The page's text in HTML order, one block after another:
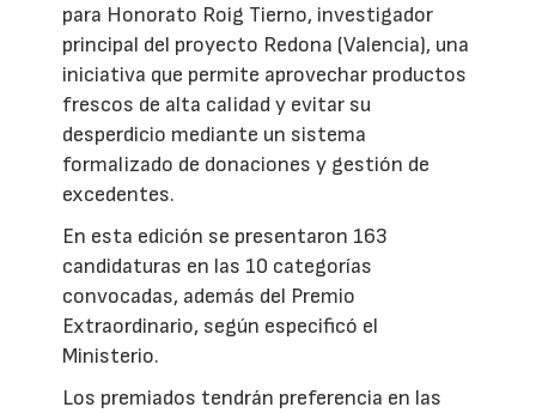
para Honorato Roig Tierno, investigador
principal del proyecto Redona (Valencia), una
iniciativa que permite aprovechar productos
frescos de alta calidad y evitar su
desperdicio mediante un sistema
formalizado de donaciones y gestión de
excedentes.
En esta edición se presentaron 163
candidaturas en las 10 categorías
convocadas, además del Premio
Extraordinario, según especificó el
Ministerio.
Los premiados tendrán preferencia en las